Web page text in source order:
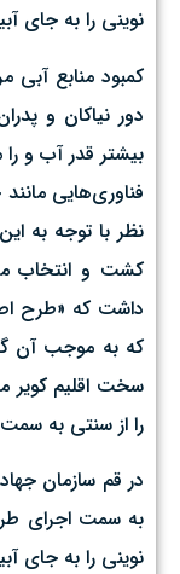
نوینی را به جای
کمبود منابع آبی
دور نیاکان و
بیشتر قدر آب و را
فناوری‌هایی
نظر با توجه به
کشت و انتخاب
داشت که «طرح
که به موجب آن
سخت اقلیم کویر
را از سنتی به
در قم سازمان
به سمت اجرای
نوینی را به جای